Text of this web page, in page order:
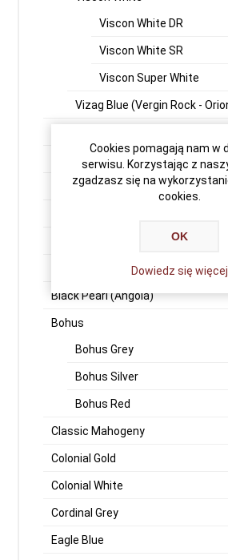
Viscon White DR
Viscon White SR
Viscon Super White
Vizag Blue (Vergin Rock -
Indian Aurora
Aurora Fińska
Bengal Black G-20
Black Pearl (Angola)
Bohus
Bohus Grey
Bohus Silver
Bohus Red
Classic Mahogeny
Colonial Gold
Colonial White
Cordinal Grey
Eagle Blue
Cookies pomagają nam w
serwisu. Korzystając z
zgadzasz się na
cookies.
OK
Dowiedz się więcej